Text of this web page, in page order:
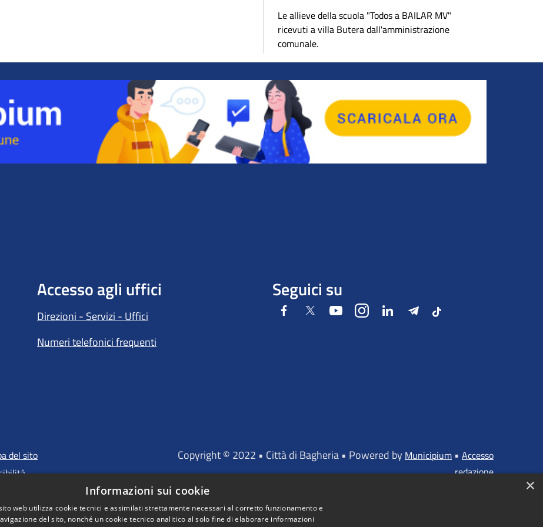
Le allieve della scuola "Todos a BAILAR MV"
ricevuti a villa Butera dall'amministrazione
comunale.
Accesso agli uffici
Direzioni - Servizi - Uffici
Numeri telefonici frequenti
Seguici su
FacebookTwitter YoutubeInstagramLinkedIn Telegram
Tiktok
del sito
Copyright © 2022 • Città di Bagheria • Powered by Municipium • Accesso
redazione
"Portale finanziato dall'UNIONE EUROPEA - FONDI STRUTTURALI
×
Informazioni sui cookie
web utilizza cookie tecnici e assimilati strettamente necessari al corretto funzionamento e
del sito, nonché un cookie tecnico analitico al solo fine di elaborare informazioni